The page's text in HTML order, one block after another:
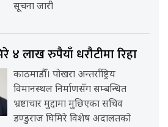
सूचना जारी
४ लाख रुपैयाँ धरौटीमा रिहा
काठमाडौँ। पोखरा अन्तर्राष्ट्रिय
विमानस्थल निर्माणसँग सम्बन्धित
भ्रष्टाचार मुद्दामा मुछिएका सचिव
डण्डुराज घिमिरे विशेष अदालतको